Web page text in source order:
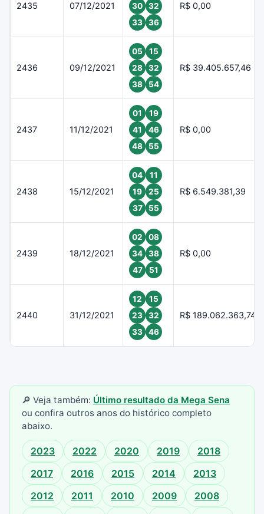
2435 07/12/2021
30
32
33
36
R$ 0,00
2436 09/12/2021
05
15
28
32
38
54
R$ 39.405.657,46
2437 11/12/2021
01
19
41
46
48
55
R$ 0,00
2438 15/12/2021
04
11
19
25
37
55
R$ 6.549.381,39
2439 18/12/2021
02
08
34
38
47
51
R$ 0,00
2440 31/12/2021
12
15
23
32
33
46
R$ 189.062.363,74
🔎 Veja também: Último resultado da Mega Sena
ou confira outros anos do histórico completo
abaixo.
2023 2022 2020 2019
2018
2017
2016 2015 2014
2013
2012
2011 2010 2009
2008